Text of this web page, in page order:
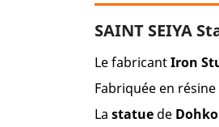
SAINT SEIYA
Le fabricantIron
Fabriquée en
La statue de Dohko